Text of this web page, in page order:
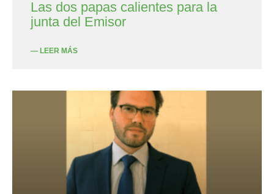
Las dos papas calientes para la
junta del Emisor
— LEER MÁS